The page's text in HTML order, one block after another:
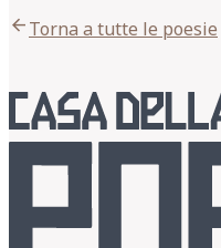
arrow_backTorna a tutte le poesie